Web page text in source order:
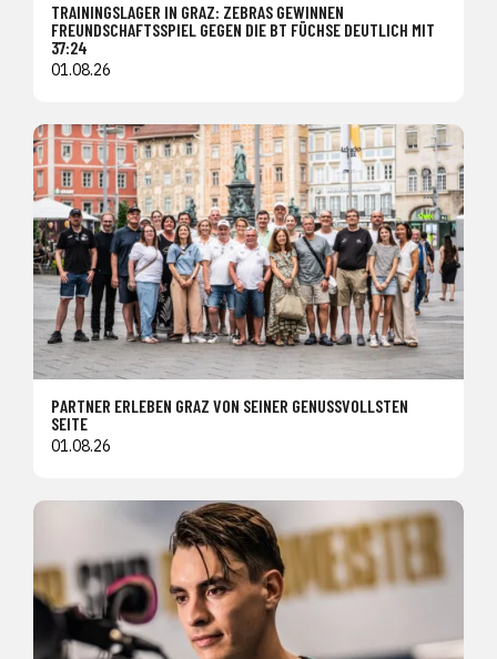
TRAININGSLAGER IN GRAZ: ZEBRAS GEWINNEN
FREUNDSCHAFTSSPIEL GEGEN DIE BT FÜCHSE DEUTLICH MIT
37:24
01.08.26
PARTNER ERLEBEN GRAZ VON SEINER GENUSSVOLLSTEN
SEITE
01.08.26